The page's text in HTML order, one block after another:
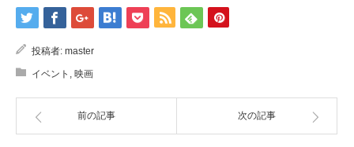
投稿者: master
イベント , 映画
前の記事 次の記事